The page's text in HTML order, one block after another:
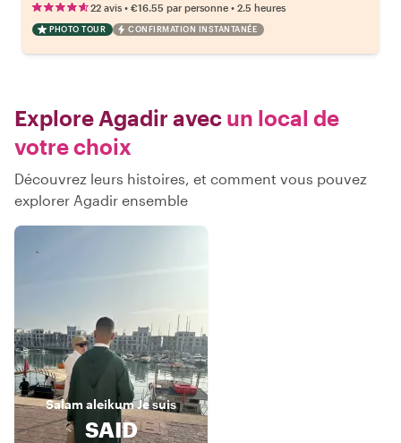
22 avis • €16.55 par personne • 2.5 heures
PHOTO TOUR CONFIRMATION INSTANTANÉE
Explore Agadir avec un local de
votre choix
Découvrez leurs histoires, et comment vous pouvez
explorer Agadir ensemble
Salam aleikumJe suis
SAID